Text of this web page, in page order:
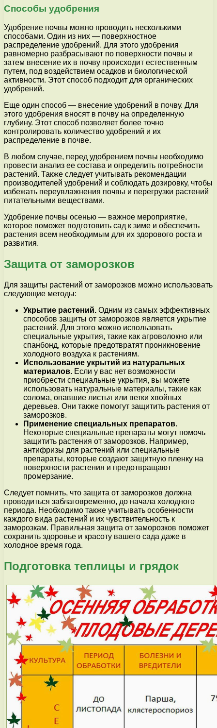
Способы удобрения
Удобрение почвы можно проводить несколькими
способами. Один из них — поверхностное
распределение удобрений. Для этого удобрения
равномерно разбрасывают по поверхности почвы и
затем внесение их в почву происходит естественным
путем, под воздействием осадков и биологической
активности. Этот способ подходит для органических
удобрений.
Еще один способ — внесение удобрений в почву. Для
этого удобрения вносят в почву на определенную
глубину. Этот способ позволяет более точно
контролировать количество удобрений и их
распределение в почве.
В любом случае, перед удобрением почвы необходимо
провести анализ ее состава и определить потребности
растений. Также следует учитывать рекомендации
производителей удобрений и соблюдать дозировку, чтобы
избежать переувлажнения почвы и перегрузки растений
питательными веществами.
Удобрение почвы осенью — важное мероприятие,
которое поможет подготовить сад к зиме и обеспечить
растения всем необходимым для их здорового роста и
развития.
Защита от заморозков
Для защиты растений от заморозков можно использовать
следующие методы:
Укрытие растений. Одним из самых эффективных
способов защиты от заморозков является укрытие
растений. Для этого можно использовать
специальные укрытия, такие как агроволокно или
спанбонд, которые предотвратят проникновение
холодного воздуха к растениям.
Использование укрытий из натуральных
материалов. Если у вас нет возможности
приобрести специальные укрытия, вы можете
использовать натуральные материалы, такие как
солома, опавшие листья или ветки хвойных
деревьев. Они также помогут защитить растения от
заморозков.
Применение специальных препаратов.
Некоторые специальные препараты могут помочь
защитить растения от заморозков. Например,
антифризы для растений или специальные
препараты, которые создают защитную пленку на
поверхности растения и предотвращают
промерзание.
Следует помнить, что защита от заморозков должна
проводиться заблаговременно, до начала холодного
периода. Необходимо также учитывать особенности
каждого вида растений и их чувствительность к
заморозкам. Правильная защита от заморозков поможет
сохранить здоровье и красоту вашего сада даже в
холодное время года.
Подготовка теплицы и грядок